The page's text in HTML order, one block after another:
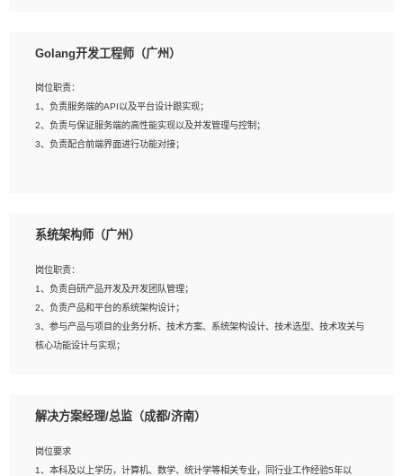
2、熟悉PostgreSQL、redis、MongoDB、ElasticSearch等开源数据库运维管理，
4、熟悉Hadoop、HBASE、Spark等大数据平台优先。
5、熟悉linux或任意一种unix操作系统，如有较强操作系统侧工作经验者优先。
6、具备丰富的项目实施经验，较强的自我学习能力。
Golang开发工程师（广州）
岗位职责：
1、负责服务端的API以及平台设计跟实现；
2、负责与保证服务端的高性能实现以及并发管理与控制；
3、负责配合前端界面进行功能对接；
2、1年以上Golang开发工作经验，能独立完成相应项目开发；
与实现，熟悉常用开源框架及设计模式；
4、熟悉Golang、连接池、消息队列等组件使用、熟悉后端开发、测试、调试流程
跟工具使用；
5、对技术有激情，喜欢钻研，能快速接受和掌握新技术，学习能力和工作责任心
强，良好的沟通表达能力和团队协作能力。
系统架构师（广州）
岗位职责：
1、负责自研产品开发及开发团队管理；
2、负责产品和平台的系统架构设计；
3、参与产品与项目的业务分析、技术方案、系统架构设计、技术选型、技术攻关与
核心功能设计与实现；
岗位要求：
解决方案经理/总监（成都/济南）
岗位要求
1、本科及以上学历，计算机、数学、统计学等相关专业，同行业工作经验5年以